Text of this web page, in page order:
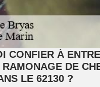
CONFIER À
DE
LE 62130 ?